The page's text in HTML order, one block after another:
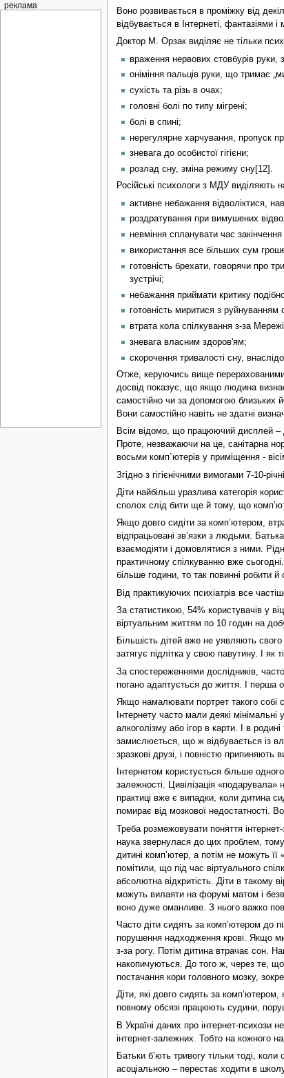
Воно розвивається в проміжку від
відбувається в Інтернеті, фантазіями
Доктор М. Орзак виділяє не тільки
враження нервових стовбурів руки,
оніміння пальців руки, що тримає
сухість та різь в очах;
головні болі по типу мігрені;
болі в спині;
нерегулярне харчування, пропуск
зневага до особистої гігієни;
розлад сну, зміна режиму сну[12].
Російські психологи з МДУ виділяють
активне небажання відволіктися,
роздратування при вимушених
невміння спланувати час
використання все більших сум
готовність брехати, говорячи про
зустрічі;
небажання приймати критику
готовність миритися з руйнуванням
втрата кола спілкування з-за
зневага власним здоров'ям;
скорочення тривалості сну,
Отже, керуючись вище перерахованими
досвід показує, що якщо людина
самостійно чи за допомогою близьких
Вони самостійно навіть не здатні
Всім відомо, що працюючий дисплей –
Проте, незважаючи на це, санітарна
восьми комп`ютерів у приміщення -
Згідно з гігієнічними вимогами 7-10-
Діти найбільш уразлива категорія
сполох слід бити ще й тому, що
Якщо довго сидіти за комп’ютером,
відпрацьовані зв’язки з людьми.
взаємодіяти і домовлятися з ними.
практичному спілкуванню вже
більше години, то так повинні робити й
Від практикуючих психіатрів все
За статистикою, 54% користувачів у
віртуальним життям по 10 годин на
Більшість дітей вже не уявляють
затягує підлітка у свою павутину. І як
За спостереженнями дослідників,
погано адаптується до життя. І перша
Якщо намалювати портрет такого собі
Інтернету часто мали деякі
алкоголізму або ігор в карти. І в
замислюється, що ж відбувається із
зразкові друзі, і повністю припиняють
Інтернетом користується більше
залежності. Цивілізація
практиці вже є випадки, коли дитина
помирає від мозкової недостатності.
Треба розмежовувати поняття
наука звернулася до цих проблем,
дитині комп’ютер, а потім не можуть
помітили, що під час віртуального
абсолютна відкритість. Діти в такому
можуть вилаяти на форумі матом і
воно дуже оманливе. З нього важко
Часто діти сидять за комп’ютером до
порушення надходження крові. Якщо
з-за рогу. Потім дитина втрачає сон.
накопичуються. До того ж, через те,
постачання кори головного мозку,
Діти, які довго сидять за
повному обсязі працюють судини,
В Україні даних про інтернет-психози
інтернет-залежних. Тобто на кожного
Батьки б’ють тривогу тільки тоді,
асоціальною – перестає ходити в
реклама